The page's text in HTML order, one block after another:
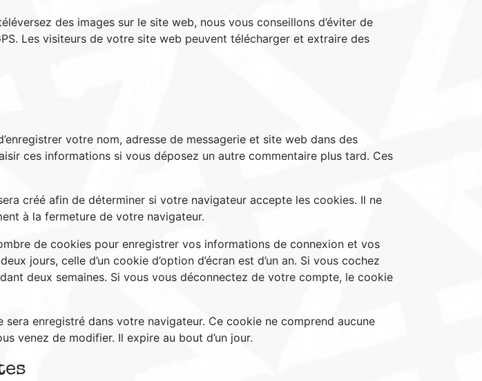
des images sur le site web, nous vous conseillons d’éviter de
Les visiteurs de votre site web peuvent télécharger et extraire des
votre nom, adresse de messagerie et site web dans des
ces informations si vous déposez un autre commentaire plus tard. Ces
créé afin de déterminer si votre navigateur accepte les cookies. Il ne
à la fermeture de votre navigateur.
de cookies pour enregistrer vos informations de connexion et vos
jours, celle d’un cookie d’option d’écran est d’un an. Si vous cochez
deux semaines. Si vous vous déconnectez de votre compte, le cookie
enregistré dans votre navigateur. Ce cookie ne comprend aucune
venez de modifier. Il expire au bout d’un jour.